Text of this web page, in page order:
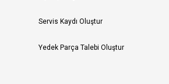
Servis Kaydı Oluştur
Yedek Parça Talebi Oluştur